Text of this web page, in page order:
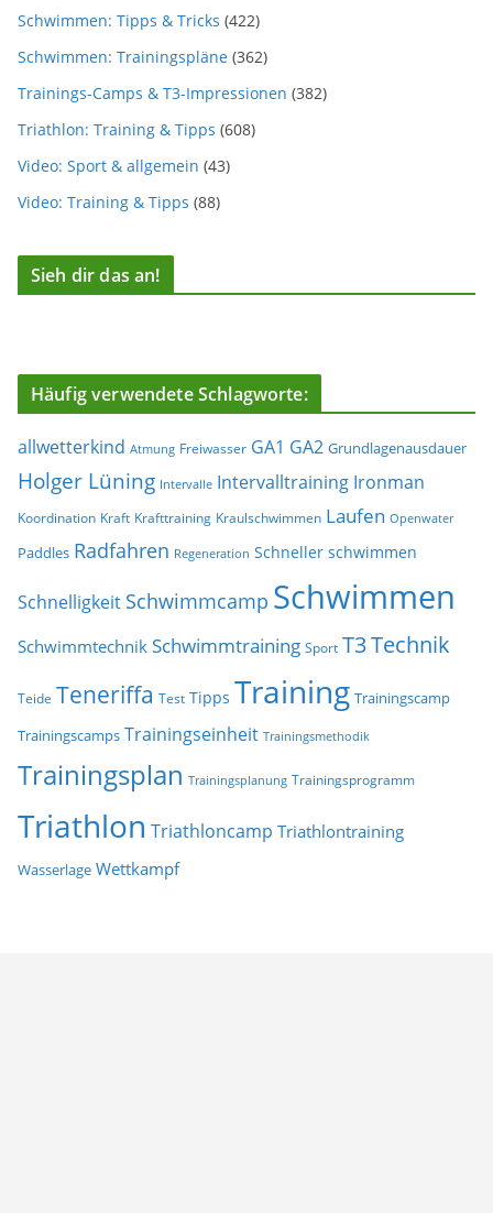
Schwimmen: Tipps & Tricks (422)
Schwimmen: Trainingspläne (362)
Trainings-Camps & T3-Impressionen (382)
Triathlon: Training & Tipps (608)
Video: Sport & allgemein (43)
Video: Training & Tipps (88)
Sieh dir das an!
Häufig verwendete Schlagworte:
allwetterkind Atmung Freiwasser GA1 GA2 Grundlagenausdauer
Holger Lüning Intervalle Intervalltraining Ironman
Koordination Kraft Krafttraining Kraulschwimmen Laufen Openwater
Paddles Radfahren Regeneration Schneller schwimmen
Schnelligkeit Schwimmcamp Schwimmen
Schwimmtechnik Schwimmtraining Sport T3Technik
Teide Teneriffa Test Tipps Training Trainingscamp
Trainingscamps Trainingseinheit Trainingsmethodik
Trainingsplan Trainingsplanung Trainingsprogramm
Triathlon Triathloncamp Triathlontraining
Wasserlage Wettkampf